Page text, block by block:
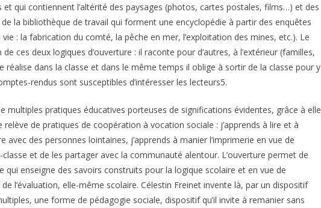
qui contiennent l’altérité des paysages (photos, cartes postales, films…) et des
la bibliothèque de travail qui forment une encyclopédie à partir des enquêtes
vie : la fabrication du comté, la pêche en mer, l’exploitation des mines, etc.). Le
ces deux logiques d’ouverture : il raconte pour d’autres, à l’extérieur (familles,
réalise dans la classe et dans le même temps il oblige à sortir de la classe pour y
rendus sont susceptibles d’intéresser les lecteurs5.
multiples pratiques éducatives porteuses de significations évidentes, grâce à elle
relève de pratiques de coopération à vocation sociale : j’apprends à lire et à
des personnes lointaines, j’apprends à manier l’imprimerie en vue de
et de les partager avec la communauté alentour. L’ouverture permet de
qui enseigne des savoirs construits pour la logique scolaire et en vue de
l’évaluation, elle-même scolaire. Célestin Freinet invente là, par un dispositif
une forme de pédagogie sociale, dispositif qu’il invite à remanier sans